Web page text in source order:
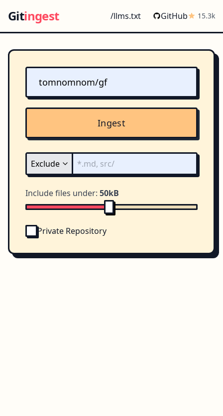
Gitingest /llms.txt GitHub 15.3k
Ingest
Include files under: 50kB
Private Repository